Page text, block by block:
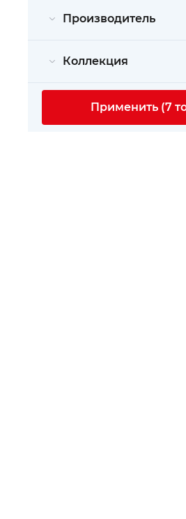
Производитель
Коллекция
Применить (7